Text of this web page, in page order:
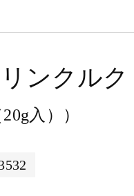
ンクルク
20g入））